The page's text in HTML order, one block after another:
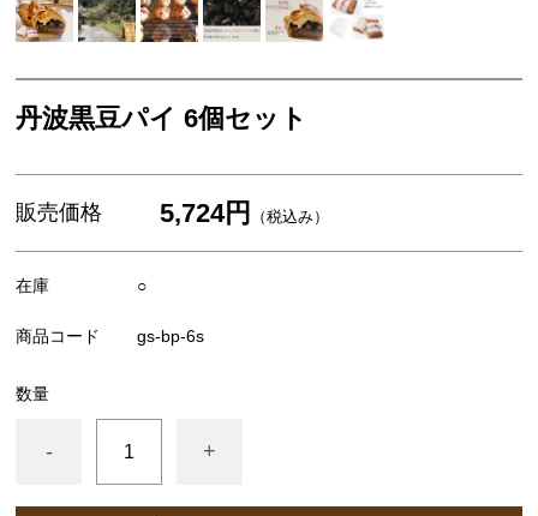
お歳暮ギフト
丹波黒豆パイ 6個セット
販売価格 5,724円 （税込み）
在庫 ○
商品コード gs-bp-6s
数量
- +